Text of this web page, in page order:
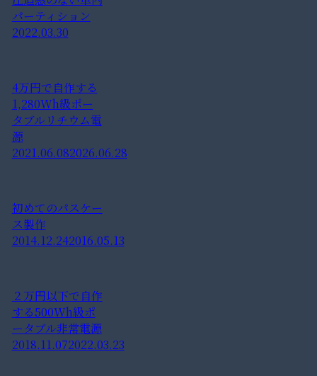
パーティション
2022.03.30
4万円で自作する
1,280Wh級ポー
タブルリチウム電
源
2021.06.082026.06.28
初めてのパスケー
ス製作
2014.12.242016.05.13
２万円以下で自作
する500Wh級ポ
ータブル非常電源
2018.11.072022.03.23